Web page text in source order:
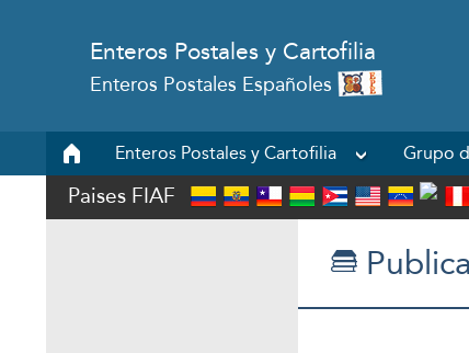
Enteros Postales y Cartofilia
Enteros Postales Españoles
Enteros Postales y Cartofilia Grupo
Paises FIAF